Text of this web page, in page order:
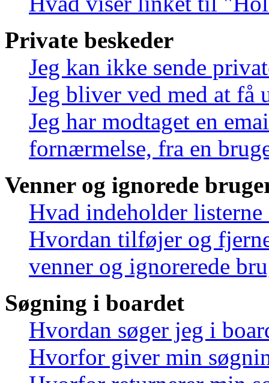
Private beskeder
Jeg kan ikke sende
Jeg bliver ved med at få
Jeg har modtaget en
fornærmelse, fra en
Venner og ignorede
Hvad indeholder
Hvordan tilføjer og
venner og ignorerede
Søgning i boardet
Hvordan søger jeg i
Hvorfor giver min